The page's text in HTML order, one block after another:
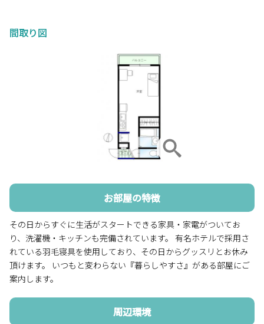
間取り図
お部屋の特徴
その日からすぐに生活がスタートできる家具・家電がついてお
り、洗濯機・キッチンも完備されています。 有名ホテルで採用さ
れている羽毛寝具を使用しており、その日からグッスリとお休み
頂けます。 いつもと変わらない『暮らしやすさ』がある部屋にご
案内します。
周辺環境